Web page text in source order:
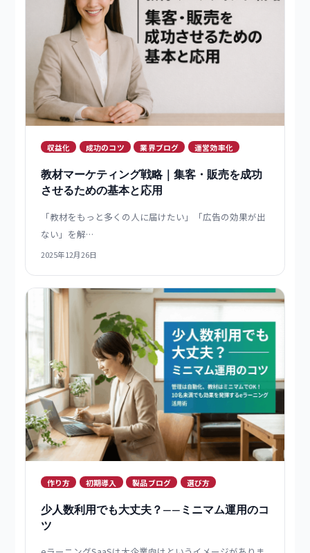
させる5つ…
2026年1月9日
教材マーケティング戦略｜集客・販売を成功
させるための基本と応用
「教材をもっと多くの人に届けたい」「広告の効果が出
ない」を解…
2025年12月26日